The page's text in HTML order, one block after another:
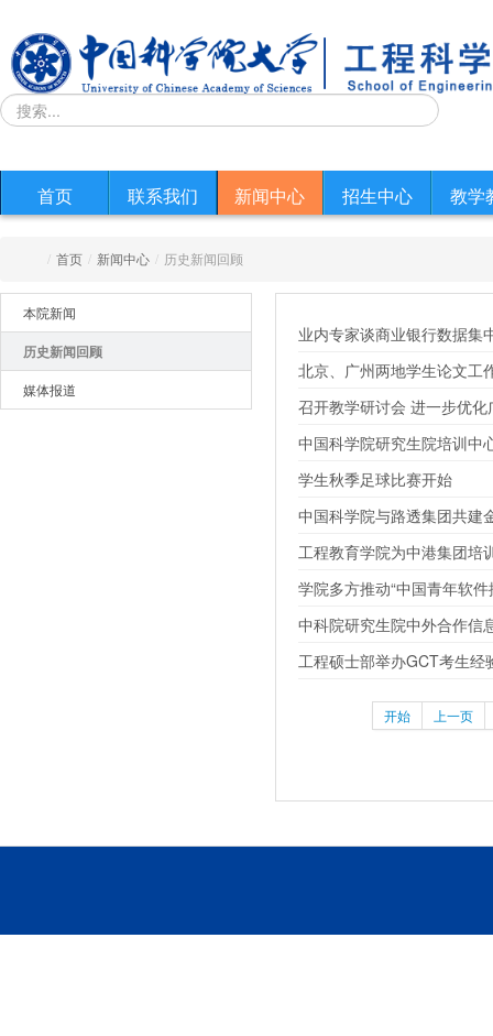
首页 联系我们 新闻中心 招生中心 教学
/ 首页 / 新闻中心 / 历史新闻回顾
本院新闻
历史新闻回顾
媒体报道
业内专家谈商业银行数据集
北京、广州两地学生论文工
召开教学研讨会 进一步优
中国科学院研究生院培训中
学生秋季足球比赛开始
中国科学院与路透集团共建
工程教育学院为中港集团培
学院多方推动“中国青年软
中科院研究生院中外合作信
工程硕士部举办GCT考生经
开始 上一页